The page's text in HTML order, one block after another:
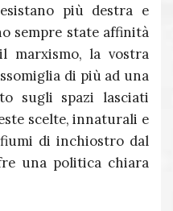
più destra e
sempre state affinità
marxismo, la vostra
di più ad una
sugli spazi lasciati
scelte, innaturali e
di inchiostro dal
una politica chiara